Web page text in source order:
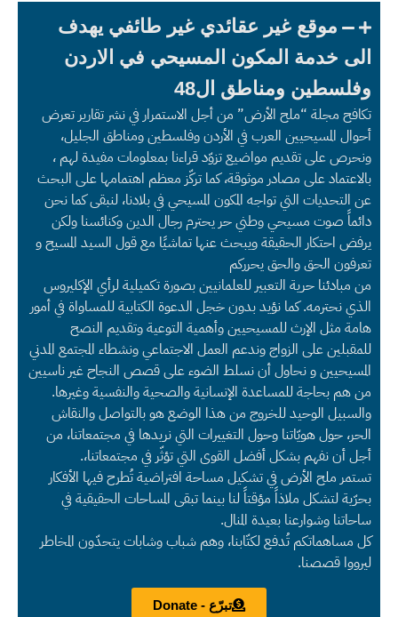
موقع غير عقائدي غير طائفي يهدف
الى خدمة المكون المسيحي في الاردن
وفلسطين ومناطق ال48
تكافح مجلة “ملح الأرض” من أجل الاستمرار في نشر تقارير تعرض
أحوال المسيحيين العرب في الأردن وفلسطين ومناطق الجليل،
ونحرص على تقديم مواضيع تزوّد قراءنا بمعلومات مفيدة لهم ،
بالاعتماد على مصادر موثوقة، كما تركّز معظم اهتمامها على البحث
عن التحديات التي تواجه المكون المسيحي في بلادنا، لنبقى كما نحن
دائماً صوت مسيحي وطني حر يحترم رجال الدين وكنائسنا ولكن
يرفض احتكار الحقيقة ويبحث عنها تماشيًا مع قول السيد المسيح و
تعرفون الحق والحق يحرركم
من مبادئنا حرية التعبير للعلمانيين بصورة تكميلية لرأي الإكليروس
الذي نحترمه. كما نؤيد بدون خجل الدعوة الكتابية للمساواة في أمور
هامة مثل الإرث للمسيحيين وأهمية التوعية وتقديم النصح
للمقبلين على الزواج وندعم العمل الاجتماعي ونشطاء المجتمع المدني
المسيحيين و نحاول أن نسلط الضوء على قصص النجاح غير ناسيين
من هم بحاجة للمساعدة الإنسانية والصحية والنفسية وغيرها.
والسبيل الوحيد للخروج من هذا الوضع هو بالتواصل والنقاش
الحر، حول هويّاتنا وحول التغييرات التي نريدها في مجتمعاتنا، من
أجل أن نفهم بشكل أفضل القوى التي تؤثّر في مجتمعاتنا،.
تستمر ملح الأرض في تشكيل مساحة افتراضية تُطرح فيها الأفكار
بحرّية لتشكل ملاذاً مؤقتاً لنا بينما تبقى المساحات الحقيقية في
ساحاتنا وشوارعنا بعيدة المنال.
كل مساهماتكم تُدفع لكتّابنا، وهم شباب وشابات يتحدّون المخاطر
ليرووا قصصنا.
تبرّع - Donate